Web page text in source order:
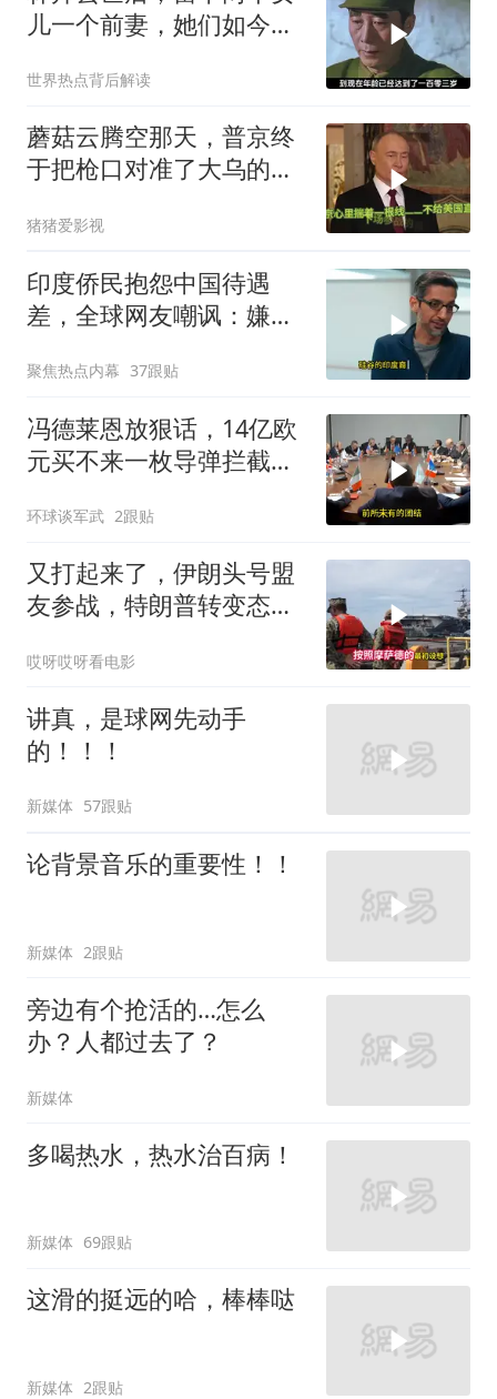
儿一个前妻，她们如今过
世界热点背后解读
蘑菇云腾空那天，普京终
于把枪口对准了大乌的军
猪猪爱影视
印度侨民抱怨中国待遇
差，全球网友嘲讽：嫌差
聚焦热点内幕 37跟贴
冯德莱恩放狠话，14亿欧
元买不来一枚导弹拦截！
环球谈军武 2跟贴
又打起来了，伊朗头号盟
友参战，特朗普转变态
哎呀哎呀看电影
讲真，是球网先动手
的！！！
新媒体 57跟贴
论背景音乐的重要性！！
新媒体 2跟贴
旁边有个抢活的…怎么
办？人都过去了？
新媒体
多喝热水，热水治百病！
新媒体 69跟贴
这滑的挺远的哈，棒棒哒
新媒体 2跟贴